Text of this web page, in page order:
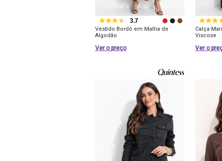
3.7
Vestido Bordô em Malha de
Algodão
Ver o preço
Calça
Viscose
Ver o